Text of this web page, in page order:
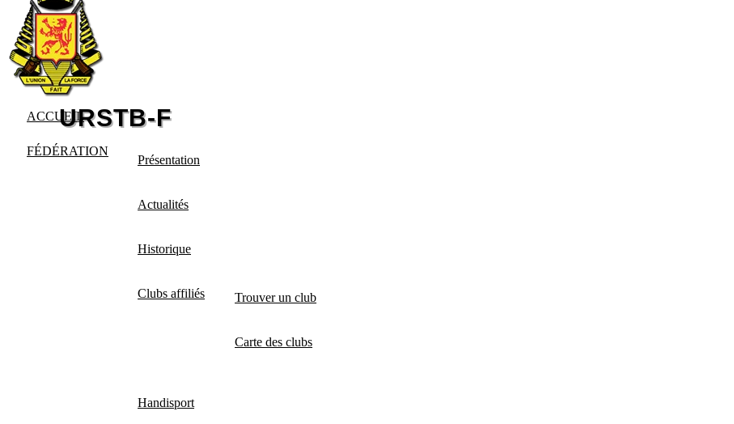
ACCUEIL
FÉDÉRATION
Présentation
Actualités
Historique
Clubs affiliés Trouver un club
Carte des clubs
Handisport